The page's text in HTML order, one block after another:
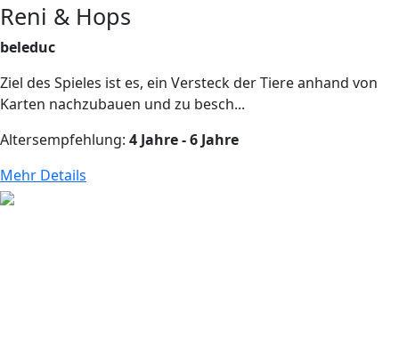
Reni & Hops
beleduc
Ziel des Spieles ist es, ein Versteck der Tiere anhand von
Karten nachzubauen und zu besch...
Altersempfehlung: 4 Jahre - 6 Jahre
Mehr Details